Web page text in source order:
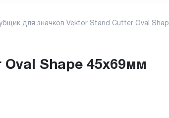
для значков Vektor Stand Cutter Oval
Oval Shape 45x69мм